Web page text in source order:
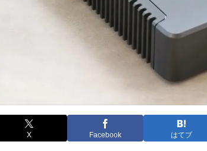
X Facebook はてブ